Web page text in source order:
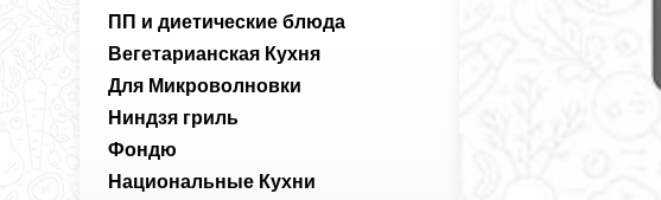
ПП и диетические блюда
Вегетарианская Кухня
Для Микроволновки
Ниндзя гриль
Фондю
Национальные Кухни